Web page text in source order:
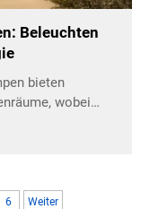
Beleuchten
bieten
wobei
werden.
6 Weiter